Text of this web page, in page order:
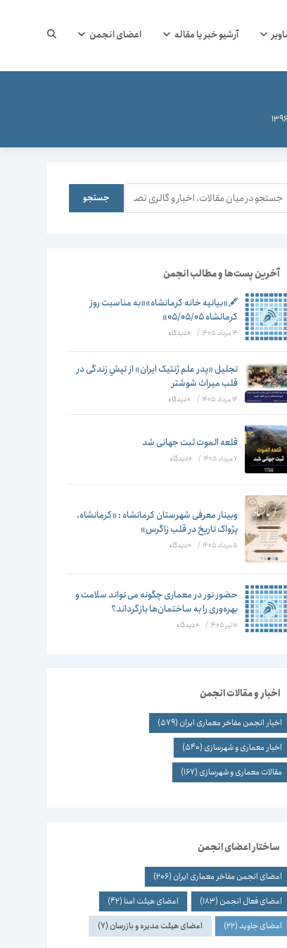
آرشیو خبر یا مقاله اعضای انجمن جستجوی
جستجو جستجو
آخرین پست‌ها و مطالب انجمن
🖋️«بیانیه خانه کرمانشاه»«به مناسبت روز
کرمانشاه ۰۵/۰۵/۰۵»
14 مرداد 1405 / ۰ دیدگاه
تجلیل «پدر علم ژنتیک ایران» از تپشِ زندگی در
قلب میراث شوشتر
14 مرداد 1405 / ۰ دیدگاه
قلعه الموت ثبت جهانی شد
7 مرداد 1405 / ۰ دیدگاه
وبینار معرفی شهرستان کرمانشاه : «کرمانشاه،
پژواک تاریخ در قلب زاگرس»
5 مرداد 1405 / ۰ دیدگاه
حضور نور در معماری چگونه می تواند سلامت و
بهره‌وری را به ساختمان‌ها بازگرداند؟
10 تیر 1405 / ۰ دیدگاه
اخبار و مقالات انجمن
اخبار انجمن مفاخر معماری ایران (579)
اخبار معماری و شهرسازی (540)
مقالات معماری و شهرسازی (167)
ساختار اعضای انجمن
اعضای انجمن مفاخر معماری ایران (206)
اعضای فعال انجمن (183) اعضای هیئت امنا(42)
اعضای جاوید(22) اعضای هیئت مدیره و بازرسان (7)